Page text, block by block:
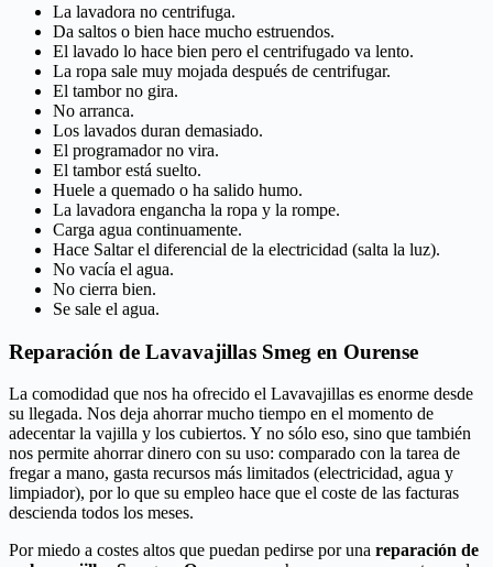
La lavadora no centrifuga.
Da saltos o bien hace mucho estruendos.
El lavado lo hace bien pero el centrifugado va lento.
La ropa sale muy mojada después de centrifugar.
El tambor no gira.
No arranca.
Los lavados duran demasiado.
El programador no vira.
El tambor está suelto.
Huele a quemado o ha salido humo.
La lavadora engancha la ropa y la rompe.
Carga agua continuamente.
Hace Saltar el diferencial de la electricidad (salta la luz).
No vacía el agua.
No cierra bien.
Se sale el agua.
Reparación de Lavavajillas Smeg en Ourense
La comodidad que nos ha ofrecido el Lavavajillas es enorme desde
su llegada. Nos deja ahorrar mucho tiempo en el momento de
adecentar la vajilla y los cubiertos. Y no sólo eso, sino que también
nos permite ahorrar dinero con su uso: comparado con la tarea de
fregar a mano, gasta recursos más limitados (electricidad, agua y
limpiador), por lo que su empleo hace que el coste de las facturas
descienda todos los meses.
Por miedo a costes altos que puedan pedirse por una reparación de